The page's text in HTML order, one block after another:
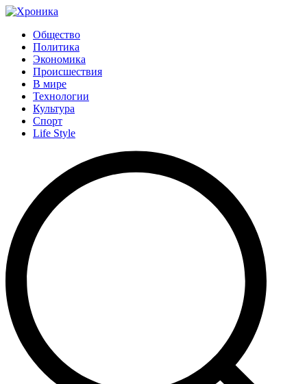
Общество
Политика
Экономика
Происшествия
В мире
Технологии
Культура
Спорт
Life Style